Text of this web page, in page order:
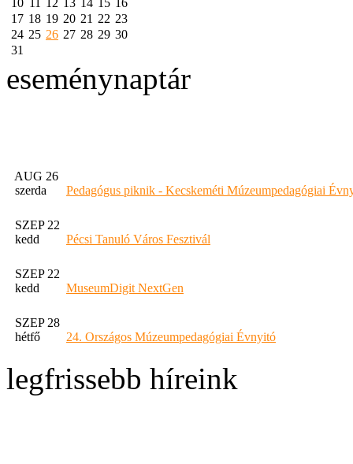
17 18 19 20 21 22 23
24 25 26 27 28 29 30
31
eseménynaptár
AUG 26
szerda
Pedagógus piknik - Kecskeméti Múzeumpedagógiai
SZEP 22
kedd
Pécsi Tanuló Város Fesztivál
SZEP 22
kedd
MuseumDigit NextGen
SZEP 28
hétfő
24. Országos Múzeumpedagógiai Évnyitó
legfrissebb híreink